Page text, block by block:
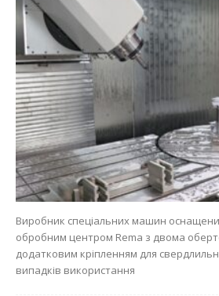
Виробник спеціальних машин
обробним центром Rema з двома
додатковим кріпленням для
випадків використання